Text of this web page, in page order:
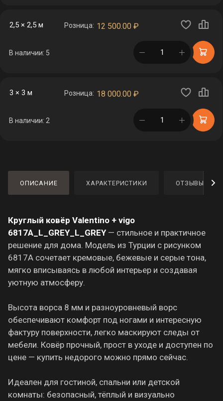
2,5 × 2,5 м Розница: 12 500.00 ₽
В наличии: 5 в корзине
3 × 3 м Розница: 18 000.00 ₽
В наличии: 2 в корзине
ОПИСАНИЕ ХАРАКТЕРИСТИКИ ОТЗЫВЫ
Круглый ковёр Valentino + vigo
6817A_L_GREY_L_GREY— стильное и практичное
решение для дома. Модель из Турции с рисунком
6817A сочетает кремовые, бежевые и серые тона,
мягко вписываясь в любой интерьер и создавая
уютную атмосферу.
Высота ворса 8 мм и разноуровневый ворс
обеспечивают комфорт под ногами и интересную
фактуру поверхности, легко маскируют следы от
мебели. Ковёр прочный, прост в уходе и доступен по
цене — купить недорого можно прямо сейчас.
Идеален для гостиной, спальни или детской
комнаты: безопасный, тёплый и визуально